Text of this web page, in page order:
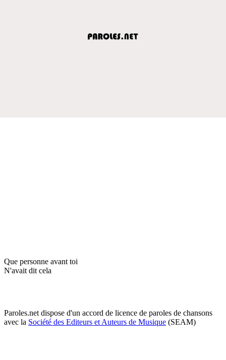
Que personne avant toi
N'avait dit cela
Paroles.net dispose d'un accord de licence de paroles de chansons
avec la Société des Editeurs et Auteurs de Musique (SEAM)